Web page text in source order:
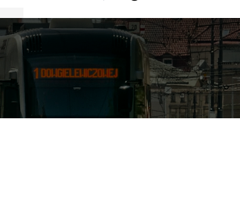
NASZA OFERTA INFORMACJE